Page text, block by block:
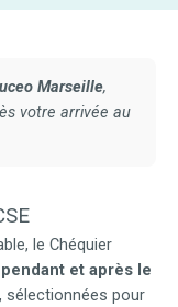
Marseille,
votre arrivée au
le Chéquier
pendant et après le
, sélectionnées pour